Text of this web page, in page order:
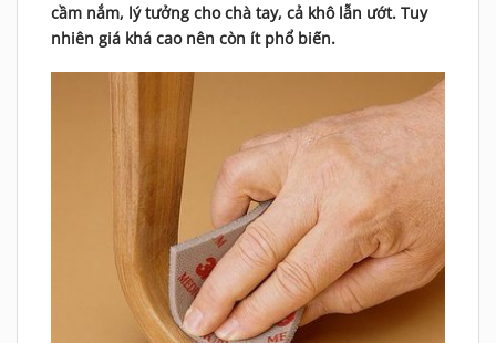
cầm nắm, lý tưởng cho chà tay, cả khô lẫn ướt. Tuy
nhiên giá khá cao nên còn ít phổ biến.